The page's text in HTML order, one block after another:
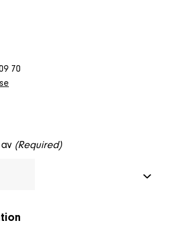
70
(Required)